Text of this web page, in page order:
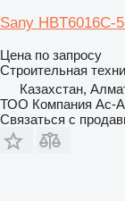
Sany HBT6016C-
Цена по запросу
Строительная
Казахстан,
ТОО Компания Ас-
Связаться с